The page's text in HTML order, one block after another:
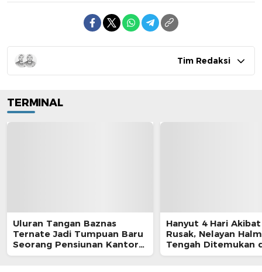
Tim Redaksi
TERMINAL
Uluran Tangan Baznas
Ternate Jadi Tumpuan Baru
Seorang Pensiunan Kantor
Pos
Hanyut 4 Hari
Rusak, Nelayan
Tengah Ditemukan
Morotai